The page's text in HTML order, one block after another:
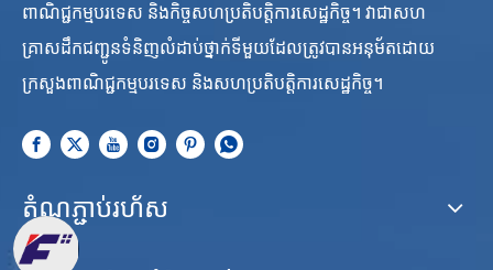
ពាណិជ្ជកម្មបរទេស និងកិច្ចសហប្រតិបត្តិការសេដ្ឋកិច្ច។ វាជាសហ
គ្រាសដឹកជញ្ជូនទំនិញលំដាប់ថ្នាក់ទីមួយដែលត្រូវបានអនុម័តដោយ
ក្រសួងពាណិជ្ជកម្មបរទេស និងសហប្រតិបត្តិការសេដ្ឋកិច្ច។
តំណភ្ជាប់រហ័ស